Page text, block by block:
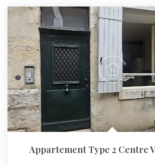
Appartement Type 2 Centre